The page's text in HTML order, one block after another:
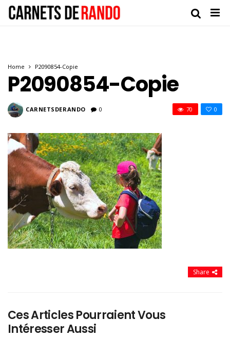
Home P2090854-Copie
P2090854-Copie
CARNETSDERANDO 0 0
70
Share
Ces Articles Pourraient Vous
Intéresser Aussi